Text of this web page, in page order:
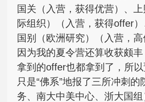
国关（入营，获得优营）、
际组织）（入营，获得offer
国别（欧洲研究）（入营，高
因为我的夏令营还算收获颇
拿到的offer也都拿到了，所
只是“佛系”地报了三所冲刺的
务、南大中美中心、浙大国